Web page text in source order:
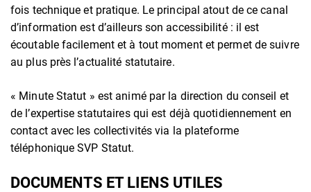
fois technique et pratique. Le principal atout de ce canal
d’information est d’ailleurs son accessibilité : il est
écoutable facilement et à tout moment et permet de suivre
au plus près l’actualité statutaire.
« Minute Statut » est animé par la direction du conseil et
de l’expertise statutaires qui est déjà quotidiennement en
contact avec les collectivités via la plateforme
téléphonique SVP Statut.
DOCUMENTS ET LIENS UTILES